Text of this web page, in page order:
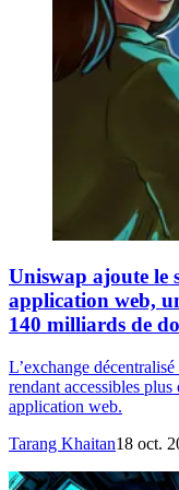
Uniswap ajoute le
application web,
140 milliards de
L’exchange
rendant accessibles
application web.
Tarang Khaitan18 oct.